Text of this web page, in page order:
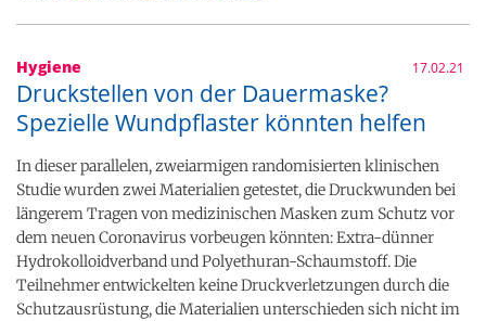
Hygiene 17.02.21
Druckstellen von der Dauermaske?
Spezielle Wundpflaster könnten helfen
In dieser parallelen, zweiarmigen randomisierten klinischen
Studie wurden zwei Materialien getestet, die Druckwunden bei
längerem Tragen von medizinischen Masken zum Schutz vor
dem neuen Coronavirus vorbeugen könnten: Extra-dünner
Hydrokolloidverband und Polyethuran-Schaumstoff. Die
Teilnehmer entwickelten keine Druckverletzungen durch die
Schutzausrüstung, die Materialien unterschieden sich nicht im